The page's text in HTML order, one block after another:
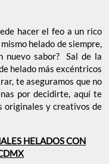
hacer el feo a un rico
helado de siempre,
nuevo sabor? Sal de la
helado más excéntricos
te aseguramos que no
por decidirte, aquí te
originales y creativos de
HELADOS CON